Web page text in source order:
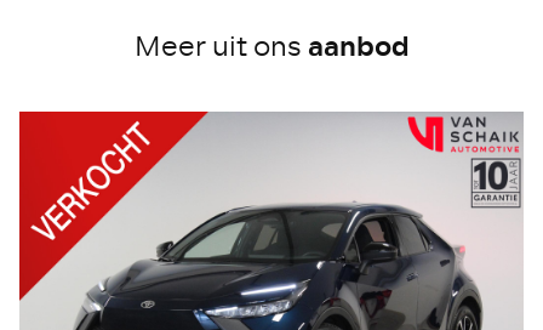
Meer uit ons aanbod